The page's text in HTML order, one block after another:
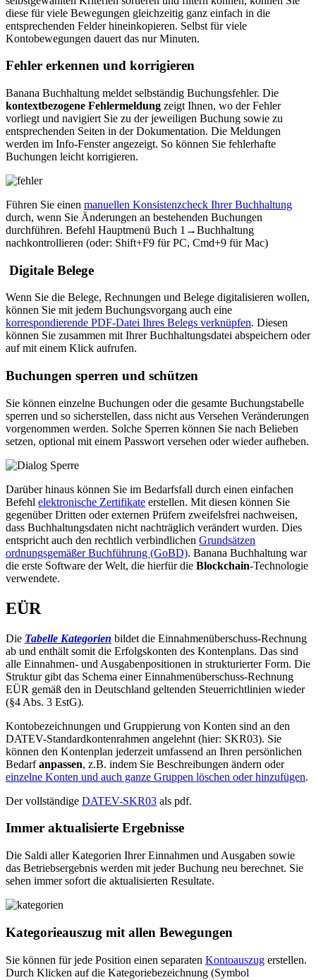
diese für viele Bewegungen gleichzeitig ganz einfach in die
entsprechenden Felder hineinkopieren. Selbst für viele
Kontobewegungen dauert das nur Minuten.
Fehler erkennen und korrigieren
Banana Buchhaltung meldet selbständig Buchungsfehler. Die
kontextbezogene Fehlermeldung zeigt Ihnen, wo der Fehler
vorliegt und navigiert Sie zu der jeweiligen Buchung sowie zu
entsprechenden Seiten in der Dokumentation. Die Meldungen
werden im Info-Fenster angezeigt. So können Sie fehlerhafte
Buchungen leicht korrigieren.
Führen Sie einen manuellen Konsistenzcheck Ihrer Buchhaltung
durch, wenn Sie Änderungen an bestehenden Buchungen
durchführen. Befehl Hauptmenü Buch 1→Buchhaltung
nachkontrollieren (oder: Shift+F9 für PC, Cmd+9 für Mac)
Digitale Belege
Wenn Sie die Belege, Rechnungen und Belege digitalisieren wollen,
können Sie mit jedem Buchungsvorgang auch eine
korrespondierende PDF-Datei Ihres Belegs verknüpfen. Diesen
können Sie zusammen mit Ihrer Buchhaltungsdatei abspeichern oder
auf mit einem Klick aufrufen.
Buchungen sperren und schützen
Sie können einzelne Buchungen oder die gesamte Buchungstabelle
sperren und so sicherstellen, dass nicht aus Versehen Veränderungen
vorgenommen werden. Solche Sperren können Sie nach Belieben
setzen, optional mit einem Passwort versehen oder wieder aufheben.
Darüber hinaus können Sie im Bedarfsfall durch einen einfachen
Befehl elektronische Zertifikate erstellen. Mit diesen können Sie
gegenüber Dritten oder externen Prüfern zweifelsfrei nachweisen,
dass Buchhaltungsdaten nicht nachträglich verändert wurden. Dies
entspricht auch den rechtlich verbindlichen Grundsätzen
ordnungsgemäßer Buchführung (GoBD). Banana Buchhaltung war
die erste Software der Welt, die hierfür die Blockchain-Technologie
verwendete.
EÜR
Die Tabelle Kategorien bildet die Einnahmenüberschuss-Rechnung
ab und enthält somit die Erfolgskonten des Kontenplans. Das sind
alle Einnahmen- und Ausgabenpositionen in strukturierter Form. Die
Struktur gibt das Schema einer Einnahmenüberschuss-Rechnung
EÜR gemäß den in Deutschland geltenden Steuerrichtlinien wieder
(§4 Abs. 3 EstG).
Kontobezeichnungen und Gruppierung von Konten sind an den
DATEV-Standardkontenrahmen angelehnt (hier: SKR03). Sie
können den Kontenplan jederzeit umfassend an Ihren persönlichen
Bedarfanpassen, z.B. indem Sie Beschreibungen ändern oder
einzelne Konten und auch ganze Gruppen löschen oder hinzufügen.
Der vollständige DATEV-SKR03 als pdf.
Immer aktualisierte Ergebnisse
Die Saldi aller Kategorien Ihrer Einnahmen und Ausgaben sowie
das Betriebsergebnis werden mit jeder Buchung neu berechnet. Sie
sehen immer sofort die aktualisierten Resultate.
Kategorieauszug mit allen Bewegungen
Sie können für jede Position einen separaten Kontoauszug erstellen.
Durch Klicken auf die Kategoriebezeichnung (Symbol